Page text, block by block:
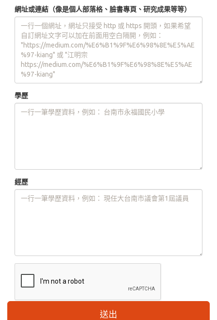
網址或連結（像是個人部落格、臉書專頁、研究成果等等）
學歷
經歷
送出